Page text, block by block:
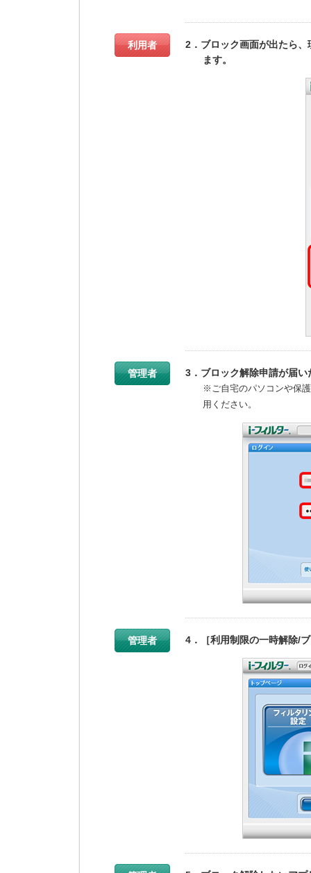
利用者
2．ブロック画面が出たら
ます。
管理者 3．ブロック解除申請が届
※ご自宅のパソコンや保
用ください。
管理者 4．［利用制限の一時解除/